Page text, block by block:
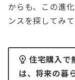
からも、この進
ンスを探してみて
住宅購入で
は、将来の暮